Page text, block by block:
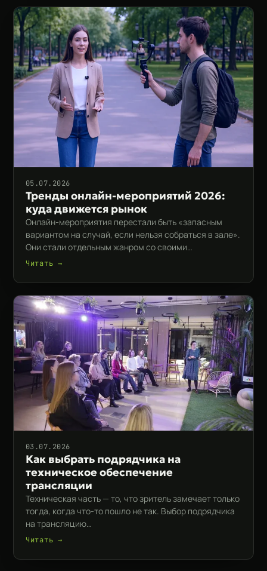
05.07.2026
Тренды онлайн-мероприятий 2026:
куда движется рынок
Онлайн-мероприятия перестали быть «запасным
вариантом на случай, если нельзя собраться в зале».
Они стали отдельным жанром со своими…
Читать →
03.07.2026
Как выбрать подрядчика на
техническое обеспечение
трансляции
Техническая часть — то, что зритель замечает только
тогда, когда что-то пошло не так. Выбор подрядчика
на трансляцию…
Читать →